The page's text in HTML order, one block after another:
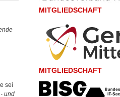
sei
und
MITGLIEDSCHAFT
MITGLIEDSCHAFT